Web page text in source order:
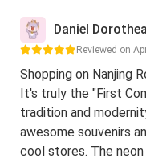
Daniel Dorothea
Reviewed on
Shopping on Nanjing
It's truly the "First
tradition and
awesome souvenirs
cool stores. The